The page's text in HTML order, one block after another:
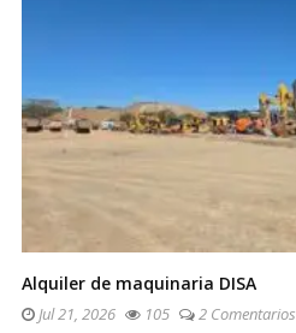
Alquiler de maquinaria DISA
Jul 21, 2026 105
2 Comentarios